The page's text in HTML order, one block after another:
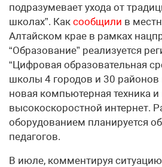
подразумевает ухода от
школах”. Как сообщили в
Алтайском крае в рамках
“Образование” реализуется
“Цифровая образовательная
школы 4 городов и 30 районов
новая компьютерная техника и
высокоскоростной интернет.
оборудованием планируется
педагогов.
В июле, комментируя ситуацию